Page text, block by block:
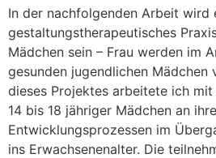
In der nachfolgenden Arbeit wird
gestaltungstherapeutisches
Mädchen sein – Frau werden im
gesunden jugendlichen Mädchen
dieses Projektes arbeitete ich
14 bis 18 jähriger Mädchen an
Entwicklungsprozessen im
ins Erwachsenenalter. Die